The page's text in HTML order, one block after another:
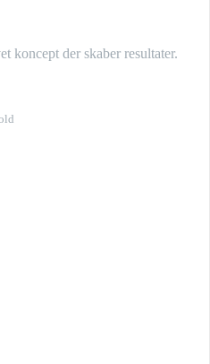
koncept der skaber resultater.